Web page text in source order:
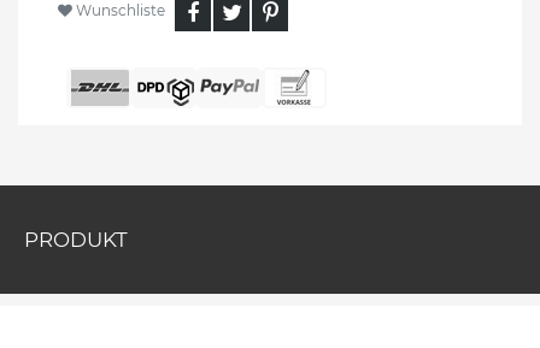
Wunschliste
PRODUKT